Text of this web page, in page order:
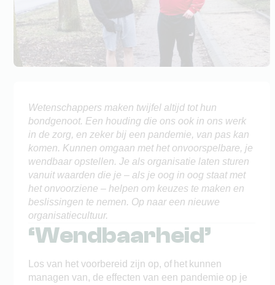
Wetenschappers maken twijfel altijd tot hun
bondgenoot. Een houding die ons ook in ons werk
in de zorg, en zeker bij een pandemie, van pas kan
komen. Kunnen omgaan met het onvoorspelbare, je
wendbaar opstellen. Je als organisatie laten sturen
vanuit waarden die je – als je oog in oog staat met
het onvoorziene – helpen om keuzes te maken en
beslissingen te nemen. Op naar een nieuwe
organisatiecultuur.
‘Wendbaarheid’
Los van het voorbereid zijn op, of het kunnen
managen van, de effecten van een pandemie op je